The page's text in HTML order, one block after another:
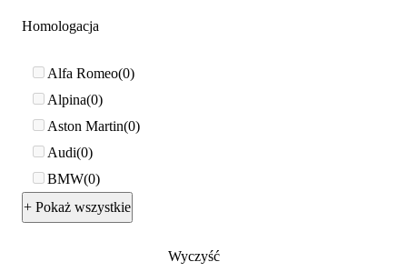
Homologacja
Alfa Romeo 0
Alpina 0
Aston Martin 0
Audi 0
BMW 0
+ Pokaż wszystkie
Wyczyść